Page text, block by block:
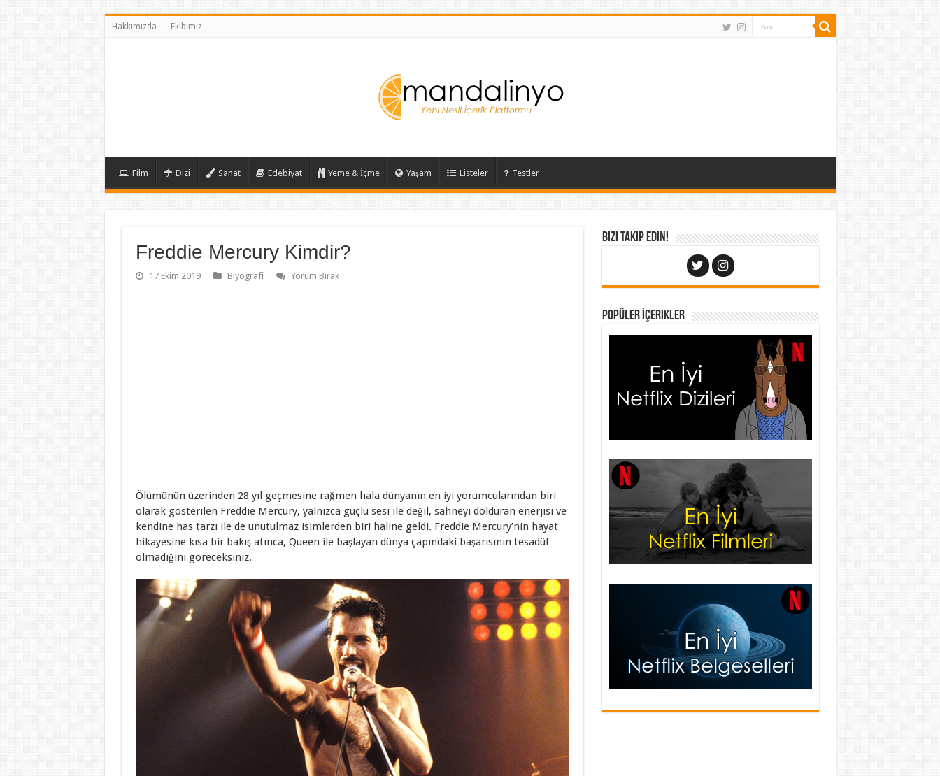
Hakkımızda Ekibimiz
Film Dizi Sanat Edebiyat Yeme & İçme Yaşam Listeler Testler
Freddie Mercury Kimdir?
17 Ekim 2019 Biyografi Yorum Bırak
Ölümünün üzerinden 28 yıl geçmesine rağmen hala dünyanın en iyi yorumcularından biri
olarak gösterilen Freddie Mercury, yalnızca güçlü sesi ile değil, sahneyi dolduran enerjisi ve
kendine has tarzı ile de unutulmaz isimlerden biri haline geldi. Freddie Mercury’nin hayat
hikayesine kısa bir bakış atınca, Queen ile başlayan dünya çapındaki başarısının tesadüf
olmadığını göreceksiniz.
Bizi Takip Edin!
Popüler İçerikler